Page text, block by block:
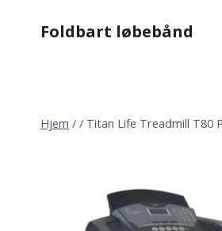
Foldbart løbebånd
Hjem / / Titan Life Treadmill T80